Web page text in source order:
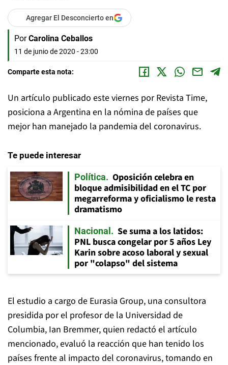
Agregar El Desconcierto en
Por Carolina Ceballos
11 de junio de 2020 - 23:00
Comparte esta nota:
Un artículo publicado este viernes por Revista Time,
posiciona a Argentina en la nómina de países que
mejor han manejado la pandemia del coronavirus.
Te puede interesar
Política
Oposición celebra en
bloque admisibilidad en el TC por
megarreforma y oficialismo le resta
dramatismo
Nacional
Se suma a los latidos:
PNL busca congelar por 5 años Ley
Karin sobre acoso laboral y sexual
por "colapso" del sistema
El estudio a cargo de Eurasia Group, una consultora
presidida por el profesor de la Universidad de
Columbia, Ian Bremmer, quien redactó el artículo
mencionado, evaluó la reacción que han tenido los
países frente al impacto del coronavirus, tomando en